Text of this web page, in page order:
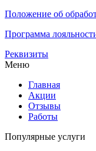
Положение об
Программа
Реквизиты
Меню
Главная
Акции
Отзывы
Работы
Популярные услуги